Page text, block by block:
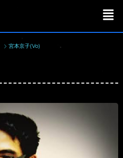
宮本京子(Vo)